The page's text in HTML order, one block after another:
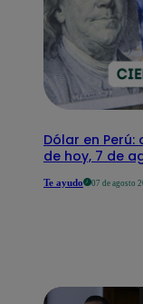
Dólar en
de hoy, 7 de
Te ayudo 07 de agosto